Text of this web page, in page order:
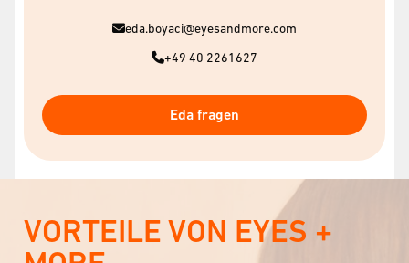
eda.boyaci@eyesandmore.com
+49 40 2261627
Eda fragen
VORTEILE VON EYES +